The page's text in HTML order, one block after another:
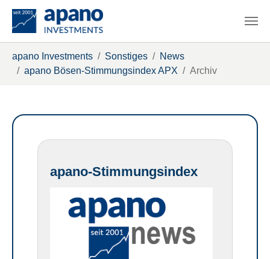
apano Investments Sonstiges
News
apano Bösen-Stimmungsindex APX
Archiv
apano-Stimmungsindex